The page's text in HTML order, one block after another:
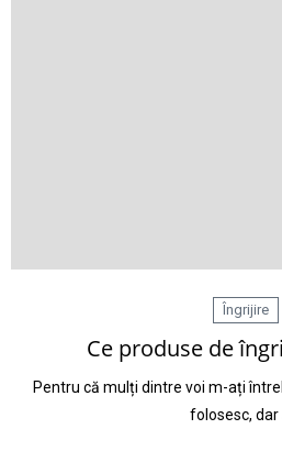
Îngrijire
Ce produse de
Pentru că mulți dintre voi m-ați
folosesc, dar